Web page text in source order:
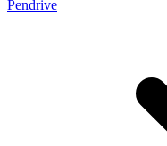
Pendrive